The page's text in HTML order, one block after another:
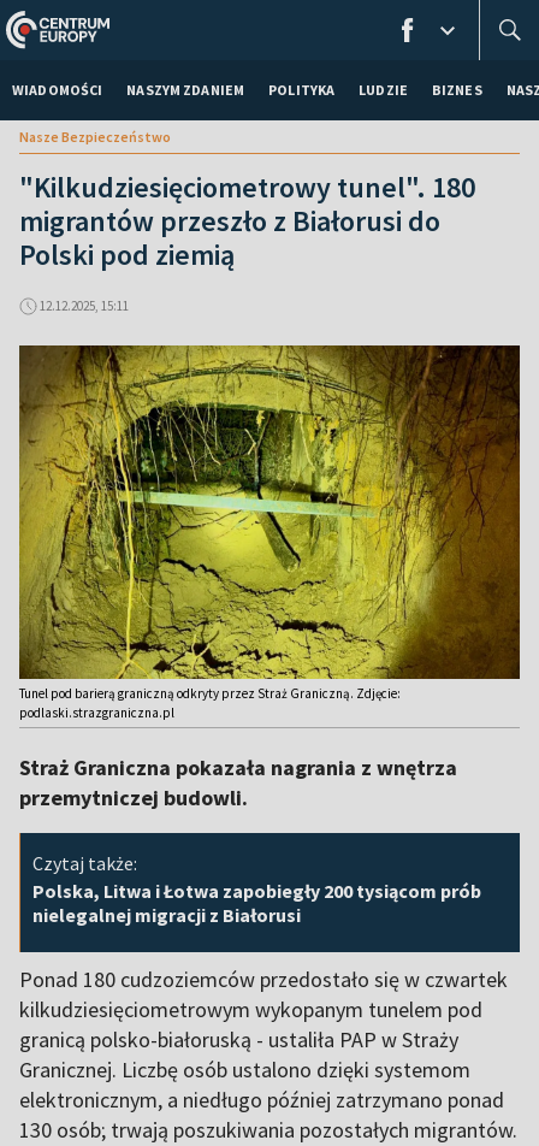
WIADOMOŚCI NASZYM ZDANIEM POLITYKA LUDZIE BIZNES
Nasze Bezpieczeństwo
"Kilkudziesięciometrowy tunel". 180
migrantów przeszło z Białorusi do
Polski pod ziemią
12.12.2025, 15:11
Tunel pod barierą graniczną odkryty przez Straż Graniczną. Zdjęcie:
podlaski.strazgraniczna.pl
Straż Graniczna pokazała nagrania z wnętrza
przemytniczej budowli.
Czytaj także:
Polska, Litwa i Łotwa zapobiegły 200 tysiącom prób
nielegalnej migracji z Białorusi
Ponad 180 cudzoziemców przedostało się w czwartek
kilkudziesięciometrowym wykopanym tunelem pod
granicą polsko-białoruską - ustaliła PAP w Straży
Granicznej. Liczbę osób ustalono dzięki systemom
elektronicznym, a niedługo później zatrzymano ponad
130 osób; trwają poszukiwania pozostałych migrantów.